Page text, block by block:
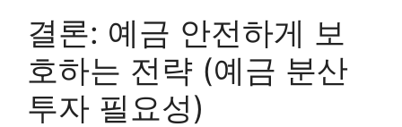
결론: 예금 안전하게 보
호하는 전략 (예금 분산
투자 필요성)